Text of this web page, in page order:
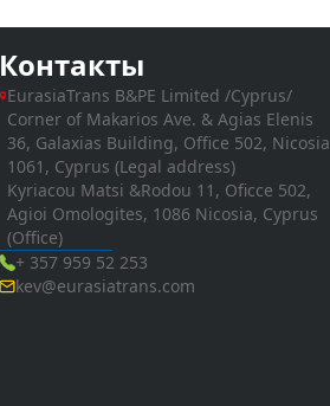
Контакты
EurasiaTrans B&PE Limited /Cyprus/
Corner of Makarios Ave. & Agias Elenis
36, Galaxias Building, Office 502, Nicosia
1061, Cyprus (Legal address)
Kyriacou Matsi &Rodou 11, Oficce 502,
Agioi Omologites, 1086 Nicosia, Cyprus
(Office)
+ 357 959 52 253
kev@eurasiatrans.com